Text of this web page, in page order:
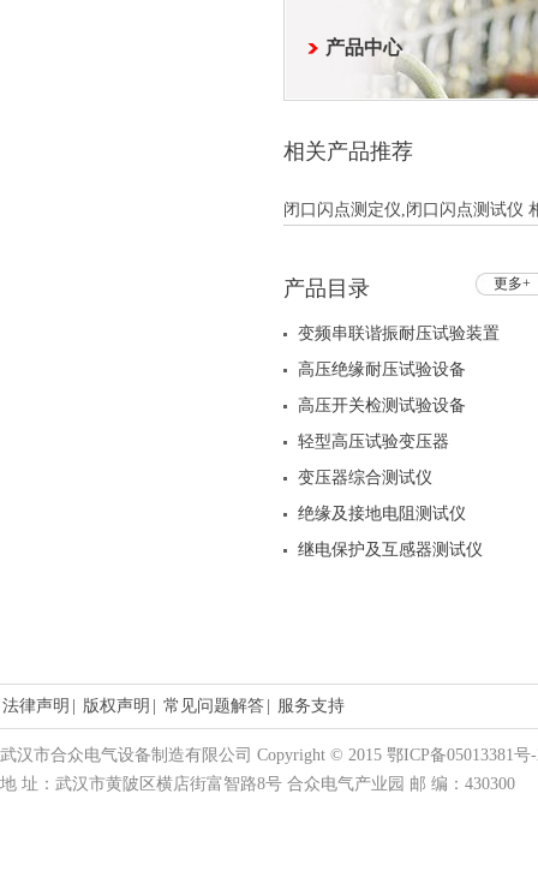
产品中心
相关产品推荐
闭口闪点测定仪,闭口闪点测试仪
更多+
产品目录
变频串联谐振耐压试验装置
高压绝缘耐压试验设备
高压开关检测试验设备
轻型高压试验变压器
变压器综合测试仪
绝缘及接地电阻测试仪
继电保护及互感器测试仪
法律声明 版权声明 常见问题解答 服务支持
武汉市合众电气设备制造有限公司 Copyright © 2015 鄂ICP备05013381号
地 址：武汉市黄陂区横店街富智路8号 合众电气产业园 邮 编：430300